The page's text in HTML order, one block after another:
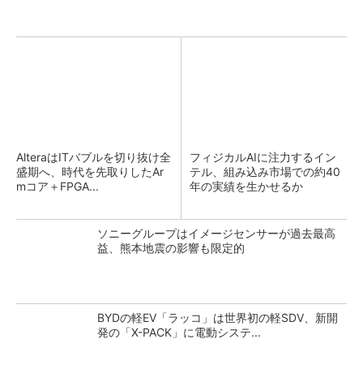
AlteraはITバブルを切り抜け全
盛期へ、時代を先取りしたAr
mコア＋FPGA...
フィジカルAIに注力するイン
テル、組み込み市場での約40
年の実績を生かせるか
ソニーグループはイメージセンサーが過去最高
益、熊本地震の影響も限定的
BYDの軽EV「ラッコ」は世界初の軽SDV、新開
発の「X-PACK」に電動システ...